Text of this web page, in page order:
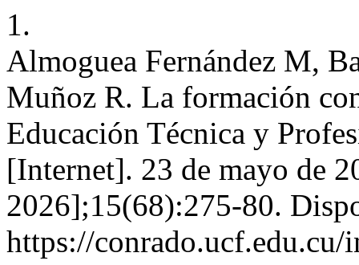
1.
Almoguea Fernández M,
Muñoz R. La formación
Educación Técnica y
[Internet]. 23 de mayo de
2026];15(68):275-80.
https://